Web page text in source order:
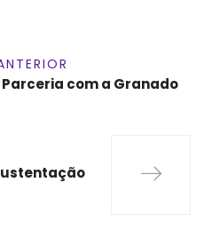
Parceria com a Granado